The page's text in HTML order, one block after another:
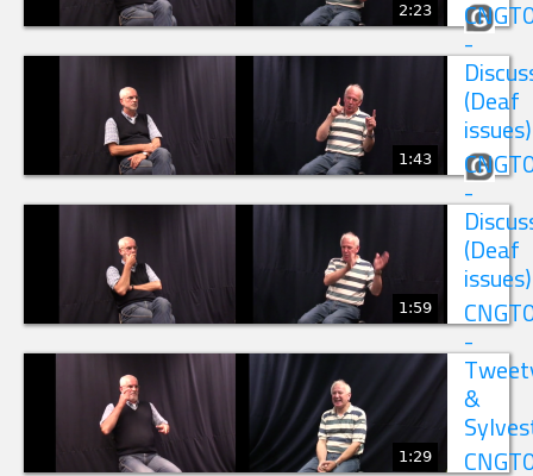
2:23
-
(Deaf
issues)
1:43
-
(Deaf
issues)
1:59
-
&
1:29